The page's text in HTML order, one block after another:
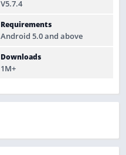
V5.7.4
Requirements
Android 5.0 and above
Downloads
1M+